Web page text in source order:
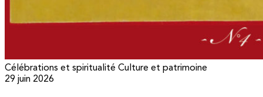
Célébrations et spiritualité Culture et patrimoine
29 juin 2026